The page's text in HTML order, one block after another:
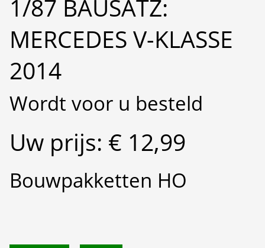
1/87 BAUSATZ:
MERCEDES V-KLASSE
2014
Wordt voor u besteld
Uw prijs: € 12,99
Bouwpakketten HO